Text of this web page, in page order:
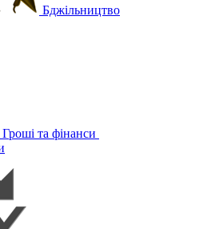
Бджільництво
Гроші та фінанси